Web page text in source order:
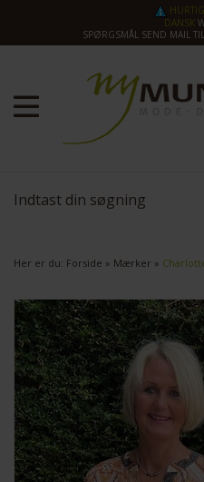
HURTIG
DANSK
SPØRGSMÅL SEND MAIL TIL
Her er du: Forside » Mærker »